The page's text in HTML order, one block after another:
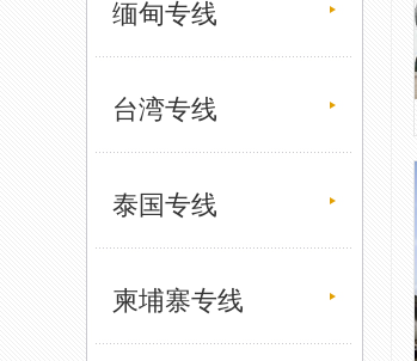
缅甸专线
台湾专线
泰国专线
柬埔寨专线